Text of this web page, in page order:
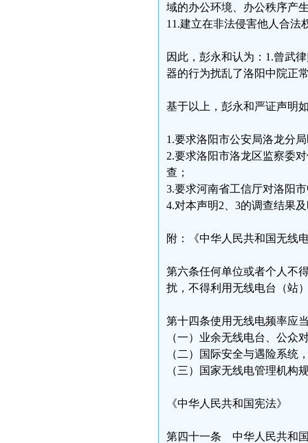
域的办公环境、办公秩序产
11.建立在非法侵害他人合法
因此，彭永和认为：1.曾武
器的行为扰乱了洛阳中院正
基于以上，彭永和严证声明
1.要求洛阳市公安局洛龙分
2.要求洛阳市洛龙区监察委
查；
3.要求河南省工信厅对洛阳
4.对本声明2、3的调查结果
附：《中华人民共和国无线
第六条任何单位或者个人不
扰，不得利用无线电台（站
第十四条使用无线电频率应
（一）业余无线电台、公众
（二）国际安全与遇险系统
（三）国家无线电管理机构
《中华人民共和国宪法》
第四十一条 中华人民共和